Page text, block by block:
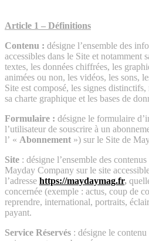
Article 1 – Définitions
Contenu : désigne l’ensemble des
accessibles dans le Site et notamment
textes, les données chiffrées, les
animées ou non, les vidéos, les sons,
Site est composé, les signes
sa charte graphique et les bases de
Formulaire : désigne le formulaire
l’utilisateur de souscrire à un
l’ « Abonnement ») sur le Site de
Site : désigne l’ensemble des
Mayday Company sur le site
l’adresse https://maydaymag.fr,
concernée (exemple : actus, coup de
reprendre, international, portraits,
payant.
Service Réservés : désigne le